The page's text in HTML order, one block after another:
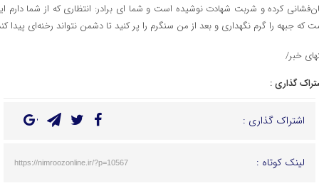
کرده و شربت شهادت نوشیده است و شما ای برادر: انتظاری که از شما دارم
که جبهه را گرم نگهداری و بعد از من سنگرم را پر کنید تا دشمن نتواند رخنه‌ای پیدا
خبر/
گذاری :
اشتراک گذاری :
لینک کوتاه : https://nimroozonline.ir/?p=10567